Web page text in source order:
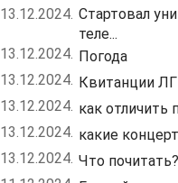
13.12.2024. Стартовал
теле...
13.12.2024. Погода
13.12.2024. Квитанции
13.12.2024. как отличить
13.12.2024. какие
13.12.2024. Что почитать?